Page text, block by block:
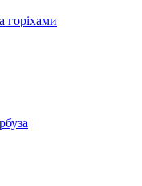
горіхами